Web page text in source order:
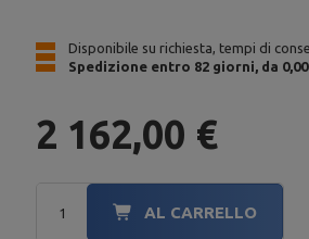
Disponibile su richiesta, tempi di
Spedizione entro 82 giorni da
2 162,00 €
AL CARRELLO